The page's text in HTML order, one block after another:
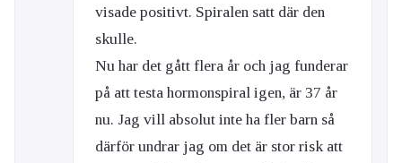
visade positivt. Spiralen satt där den
skulle.
Nu har det gått flera år och jag funderar
på att testa hormonspiral igen, är 37 år
nu. Jag vill absolut inte ha fler barn så
därför undrar jag om det är stor risk att